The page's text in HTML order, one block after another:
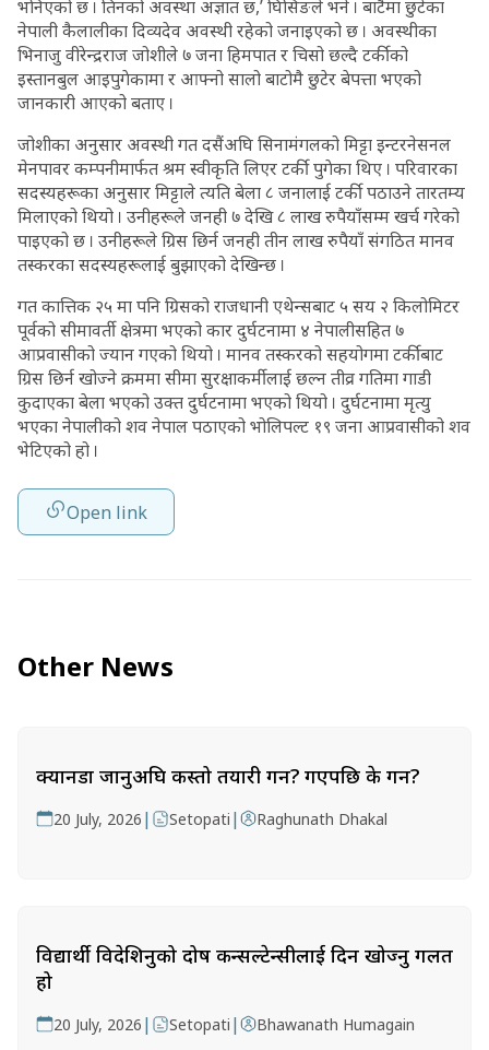
भनिएको छ । तिनको अवस्था अज्ञात छ,’ घिसिङले भने । बाटैमा छुटेका
नेपाली कैलालीका दिव्यदेव अवस्थी रहेको जनाइएको छ । अवस्थीका
भिनाजु वीरेन्द्रराज जोशीले ७ जना हिमपात र चिसो छल्दै टर्कीको
इस्तानबुल आइपुगेकामा र आफ्नो सालो बाटोमै छुटेर बेपत्ता भएको
जानकारी आएको बताए ।
जोशीका अनुसार अवस्थी गत दसैंअघि सिनामंगलको मिट्टा इन्टरनेसनल
मेनपावर कम्पनीमार्फत श्रम स्वीकृति लिएर टर्की पुगेका थिए । परिवारका
सदस्यहरूका अनुसार मिट्टाले त्यति बेला ८ जनालाई टर्की पठाउने तारतम्य
मिलाएको थियो । उनीहरूले जनही ७ देखि ८ लाख रुपैयाँसम्म खर्च गरेको
पाइएको छ । उनीहरूले ग्रिस छिर्न जनही तीन लाख रुपैयाँ संगठित मानव
तस्करका सदस्यहरूलाई बुझाएको देखिन्छ ।
गत कात्तिक २५ मा पनि ग्रिसको राजधानी एथेन्सबाट ५ सय २ किलोमिटर
पूर्वको सीमावर्ती क्षेत्रमा भएको कार दुर्घटनामा ४ नेपालीसहित ७
आप्रवासीको ज्यान गएको थियो । मानव तस्करको सहयोगमा टर्कीबाट
ग्रिस छिर्न खोज्ने क्रममा सीमा सुरक्षाकर्मीलाई छल्न तीव्र गतिमा गाडी
कुदाएका बेला भएको उक्त दुर्घटनामा भएको थियो । दुर्घटनामा मृत्यु
भएका नेपालीको शव नेपाल पठाएको भोलिपल्ट १९ जना आप्रवासीको शव
भेटिएको हो ।
Open link
Other News
क्यानडा जानुअघि कस्तो तयारी गर्ने? गएपछि के गर्ने?
20 July, 2026 | Setopati | Raghunath Dhakal
विद्यार्थी विदेशिनुको दोष कन्सल्टेन्सीलाई दिन खोज्नु गलत
हो
20 July, 2026 | Setopati | Bhawanath Humagain